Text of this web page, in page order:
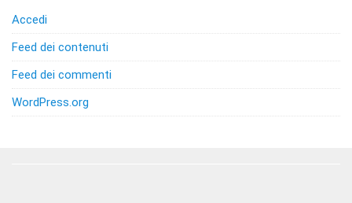
Accedi
Feed dei contenuti
Feed dei commenti
WordPress.org